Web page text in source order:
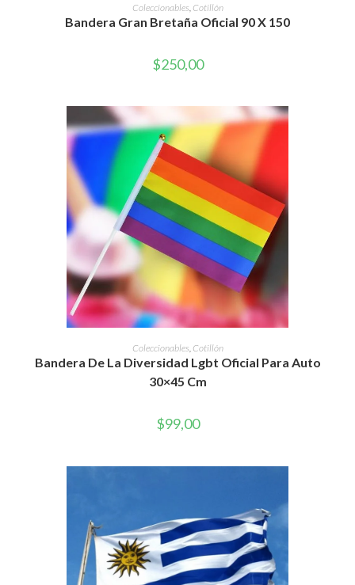
AÑADIR AL CARRITO
Coleccionables Cotillón
Bandera Gran Bretaña Oficial 90 X 150
$250,00
AÑADIR AL CARRITO
Coleccionables, Cotillón
Bandera De La Diversidad Lgbt Oficial Para Auto
30×45 Cm
$99,00